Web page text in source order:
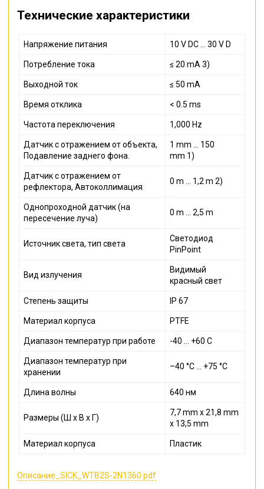
Технические характеристики
Напряжение питания 10 V DC ... 30 V D
Потребление тока ≤ 20 mA 3)
Выходной ток ≤ 50 mA
Время отклика < 0.5 ms
Частота переключения 1,000 Hz
Датчик с отражением от объекта,
Подавление заднего фона.
1 mm ... 150
mm 1)
Датчик с отражением от
рефлектора, Автоколлимация
0 m ... 1,2 m 2)
Однопроходной датчик (на
пересечение луча)
0 m ... 2,5 m
Источник света, тип света
Светодиод
PinPoint
Вид излучения
Видимый
красный свет
Степень защиты IP 67
Материал корпуса PTFE
Диапазон температур при работе -40 ... +60 С
Диапазон температур при
хранении
–40 °C ... +75 °C
Длина волны 640 нм
Размеры (Ш x В x Г)
7,7 mm x 21,8 mm
x 13,5 mm
Материал корпуса Пластик
Описание_SICK_WTB2S-2N1360.pdf